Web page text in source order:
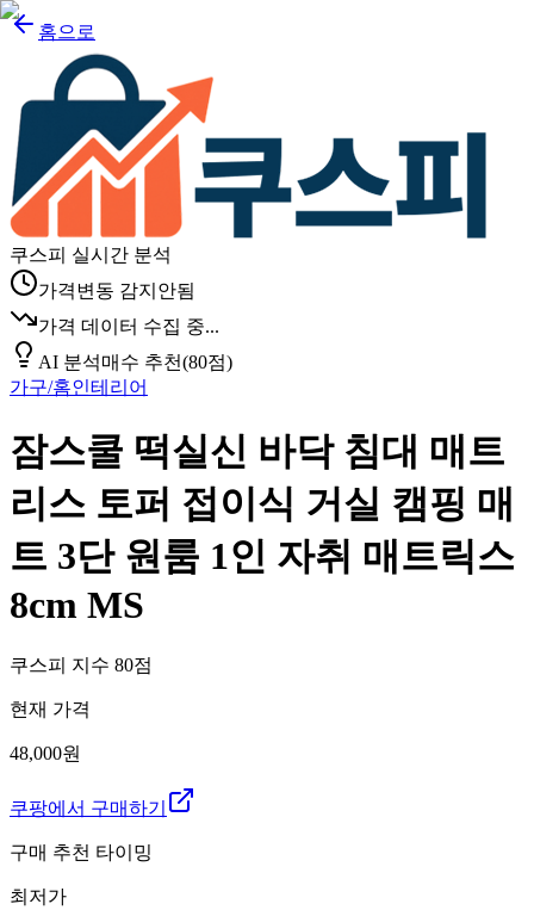
홈으로
쿠스피 실시간 분석
가격변동 감지안됨
가격 데이터 수집 중...
AI 분석매수 추천(80점)
가구/홈인테리어
잠스쿨 떡실신 바닥 침대 매트
리스 토퍼 접이식 거실 캠핑 매
트 3단 원룸 1인 자취 매트릭스
8cm MS
쿠스피 지수 80점
현재 가격
48,000원
쿠팡에서 구매하기
구매 추천 타이밍
최저가